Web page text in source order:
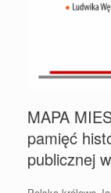
MAPA
pamięć
publicznej